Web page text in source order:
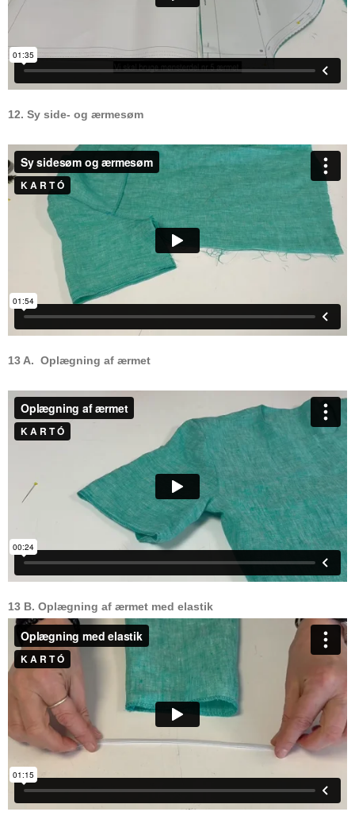
12. Sy side- og ærmesøm
13 A. Oplægning af ærmet
13 B. Oplægning af ærmet med elastik